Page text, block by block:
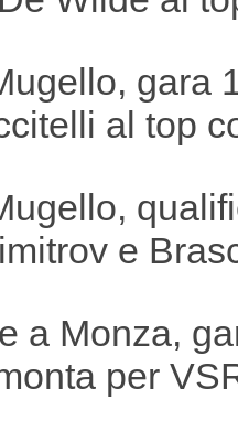
gara
al top
e
a Monza,
per